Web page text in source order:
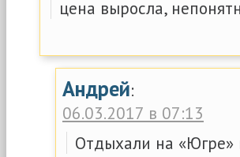
цена выросла,
Андрей:
06.03.2017 в 07:13
Отдыхали на «Югре»